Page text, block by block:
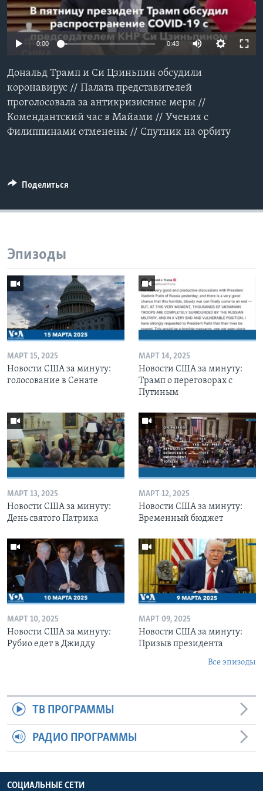
Learning English
Языки
0:00 0:43
Дональд Трамп и Си Цзиньпин обсудили
коронавирус // Палата представителей
проголосовала за антикризисные меры //
Комендантский час в Майами // Учения с
Филиппинами отменены // Спутник на орбиту
Поделиться
Эпизоды
МАРТ 15, 2025
Новости США за минуту:
голосование в Сенате
МАРТ 14, 2025
Новости США за минуту:
Трамп о переговорах с
Путиным
МАРТ 13, 2025
Новости США за минуту:
День святого Патрика
МАРТ 12, 2025
Новости США за минуту:
Временный бюджет
МАРТ 10, 2025
Новости США за минуту:
Рубио едет в Джидду
МАРТ 09, 2025
Новости США за минуту:
Призыв президента
Все эпизоды
ТВ ПРОГРАММЫ
РАДИО ПРОГРАММЫ
СОЦИАЛЬНЫЕ СЕТИ